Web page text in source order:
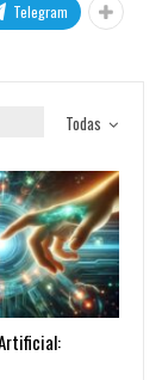
Telegram
Todas